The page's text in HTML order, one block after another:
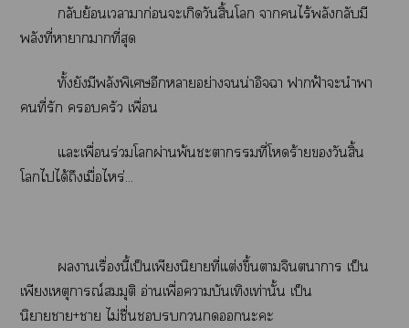
กลับย้อนเามาก่อนะเกิดวันสิ้นโ าไร้พลังกลับมี
พลังที่าาากที่สุด
ทั้งยังมีพลังพิเศษอีกาอย่างน่าอิจฉา าฟ้าะนำา
คนที่รัก ครัว เพื่อน
แะเพื่อนร่วมโผ่านพ้นะาที่โร้ายวันสิ้น
โไได้ถึงเมื่อไหร่...
านเรื่องนี้เป็นเพียงนิยายที่แต่งขึ้นาจินตนาการ เป็น
เพียงเหตุการณ์สมมุติ อ่านเพื่อาบันเทิงเท่านั้น เป็น
นิยายา+า ไม่ชื่นะะ